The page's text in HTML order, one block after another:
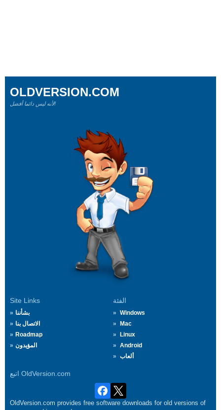
Site Links
بشأننا
الاتصال بنا
Roadmap
المؤيدون
الفئة
Windows
Mac
Linux
Android
ألعاب
اتبع OldVersion.com
OLDVERSION.COM
لأنه ليس دائما أفضل!
OldVersion.com provides free software downloads for old versions of